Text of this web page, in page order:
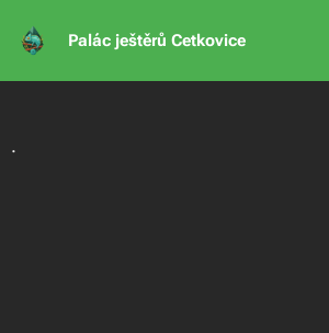
Palác ještěrů Cetkovice
.